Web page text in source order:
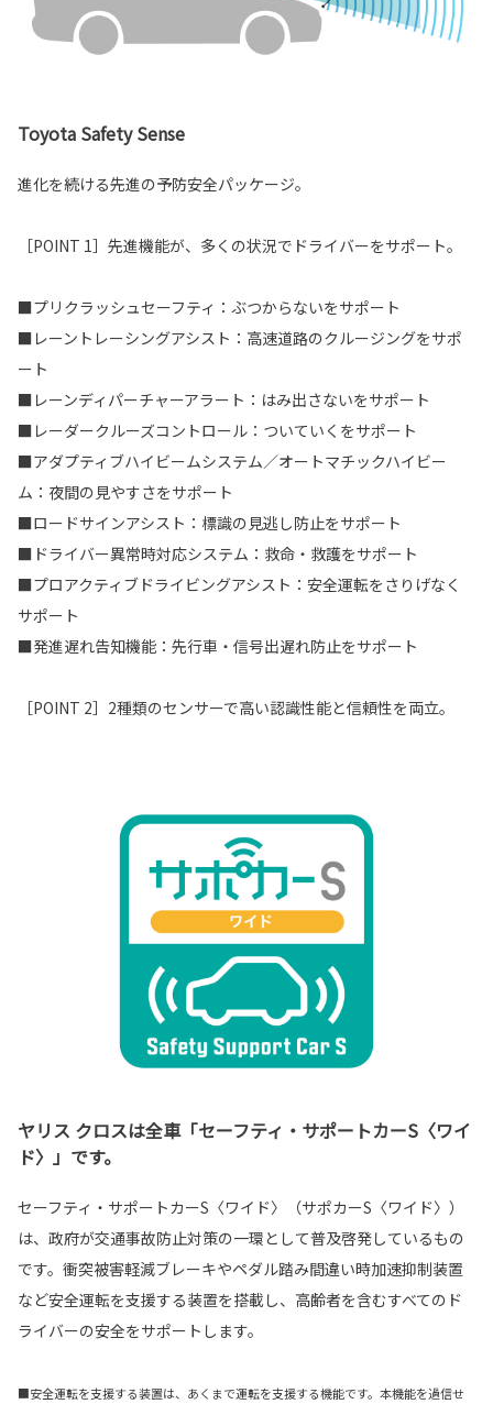
Toyota Safety Sense
進化を続ける先進の予防安全パッケージ。
［POINT 1］先進機能が、多くの状況でドライバーをサポート。
■プリクラッシュセーフティ：ぶつからないをサポート
■レーントレーシングアシスト：高速道路のクルージングをサポ
ート
■レーンディパーチャーアラート：はみ出さないをサポート
■レーダークルーズコントロール：ついていくをサポート
■アダプティブハイビームシステム／オートマチックハイビー
ム：夜間の見やすさをサポート
■ロードサインアシスト：標識の見逃し防止をサポート
■ドライバー異常時対応システム：救命・救護をサポート
■プロアクティブドライビングアシスト：安全運転をさりげなく
サポート
■発進遅れ告知機能：先行車・信号出遅れ防止をサポート
［POINT 2］2種類のセンサーで高い認識性能と信頼性を両立。
ヤリス クロスは全車「セーフティ・サポートカーS〈ワイ
ド〉」です。
セーフティ・サポートカーS〈ワイド〉（サポカーS〈ワイド〉）
は、政府が交通事故防止対策の一環として普及啓発しているもの
です。衝突被害軽減ブレーキやペダル踏み間違い時加速抑制装置
など安全運転を支援する装置を搭載し、高齢者を含むすべてのド
ライバーの安全をサポートします。
■安全運転を支援する装置は、あくまで運転を支援する機能です。本機能を過信せ